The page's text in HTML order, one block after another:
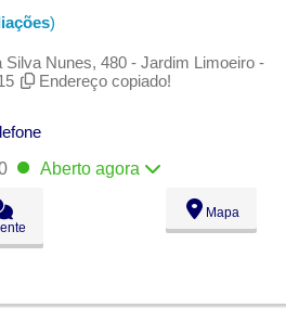
)
Silva Nunes, 480 - Jardim Limoeiro -
Endereço copiado!
Aberto agora
Mapa